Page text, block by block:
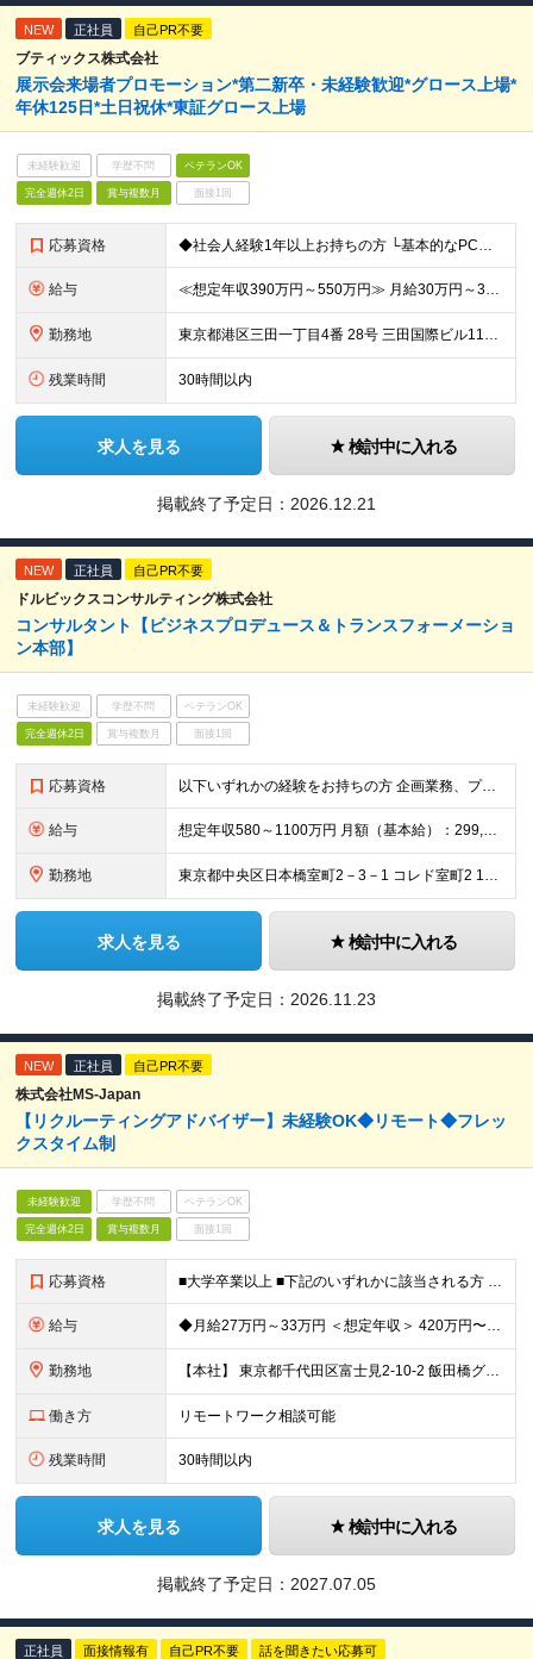
NEW 正社員 自己PR不要
ブティックス株式会社
展示会来場者プロモーション*第二新卒・未経験歓迎*グロース上場*
年休125日*土日祝休*東証グロース上場
未経験歓迎 学歴不問 ベテランOK
完全週休2日 賞与複数月 面接1回
応募資格 ◆社会人経験1年以上お持ちの方 └基本的なPCスキル｜タッチタイピング） └Excelスキル（四則演算・関数の活用など初級～中級レベル） └ビジネスメールの作成スキル ◆学歴不問
給与 ≪想定年収390万円～550万円≫ 月給30万円～35万円＋賞与年2回（在籍条件あり）＋昇給年1回 ※上記は最低限の支給額です。経験・スキルに応じて検討します ※上記金額には固定残業代（月45時間分｜
勤務地 東京都港区三田一丁目4番 28号 三田国際ビル11階 （変更の範囲）上記を除く会社の定める勤務地
残業時間 30時間以内
求人を見る 検討中に入れる
掲載終了予定日： 2026.12.21
NEW 正社員 自己PR不要
ドルビックスコンサルティング株式会社
コンサルタント【ビジネスプロデュース＆トランスフォーメーショ
ン本部】
未経験歓迎 学歴不問 ベテランOK
完全週休2日 賞与複数月 面接1回
応募資格 以下いずれかの経験をお持ちの方 企画業務、プロジェクト推進、プロジェクト型業務の経験 コンサルティングファームでの実務経験 ◆専門領域の実務経験 金融（保険・銀行・証券）における主要業務・システム経
給与 想定年収580～1100万円 月額（基本給）：299,080円～ 固定残業手当/月：115,220円～（固定残業時間45時間0分/月） 超過した時間外労働の残業手当は追加支給 賞与年2回（6月、1
勤務地 東京都中央区日本橋室町2－3－1 コレド室町2 10階 ・事業所は本社（東京）のみですので、転勤はございません。 担当する案件により、出張をしていただくことはございます。 (変更の範囲)上記を除
求人を見る 検討中に入れる
掲載終了予定日： 2026.11.23
NEW 正社員 自己PR不要
株式会社MS-Japan
【リクルーティングアドバイザー】未経験OK◆リモート◆フレッ
クスタイム制
未経験歓迎 学歴不問 ベテランOK
完全週休2日 賞与複数月 面接1回
応募資格 ■大学卒業以上 ■下記のいずれかに該当される方 ・営業経験（1年以上） ┗個人・法人・商材は不問 ・販売接客経験（1年以上） ┗目標数字を追ってきた方
給与 ◆月給27万円～33万円 ＜想定年収＞ 420万円〜600万円 月給内訳=基準内給与+固定残業代 ※基準内給与:21万円~25.5万円 ※固定残業代:時間外労働の有無に限らず、35時間分の時間外手
勤務地 【本社】 東京都千代田区富士見2-10-2 飯田橋グラン・ブルーム4F
働き方 リモートワーク相談可能
残業時間 30時間以内
求人を見る 検討中に入れる
掲載終了予定日： 2027.07.05
正社員 面接情報有 自己PR不要 話を聞きたい応募可